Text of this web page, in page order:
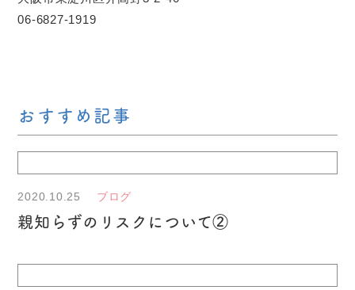
06-6827-1919
おすすめ記事
2020.10.25 ブログ
親知らずのリスクについて②